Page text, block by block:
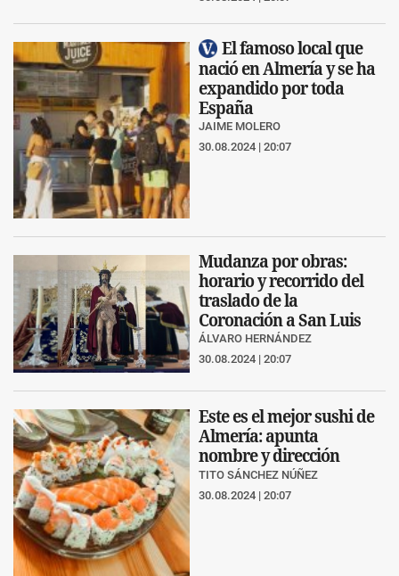
El famoso local que
nació en Almería y se ha
expandido por toda
España
JAIME MOLERO
30.08.2024 | 20:07
Mudanza por obras:
horario y recorrido del
traslado de la
Coronación a San Luis
ÁLVARO HERNÁNDEZ
30.08.2024 | 20:07
Este es el mejor sushi de
Almería: apunta
nombre y dirección
TITO SÁNCHEZ NÚÑEZ
30.08.2024 | 20:07